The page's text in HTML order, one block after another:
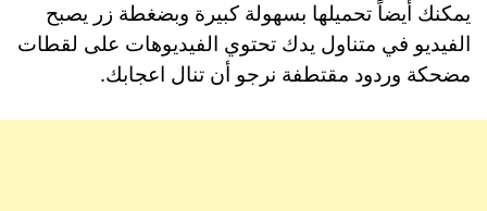
يمكنك أيضاً تحميلها بسهولة كبيرة وبضغطة زر يصبح
الفيديو في متناول يدك تحتوي الفيديوهات على لقطات
مضحكة وردود مقتطفة نرجو أن تنال اعجابك.